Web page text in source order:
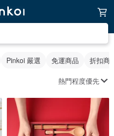
Pinkoi 嚴選 免運商品 折扣商
熱門程度優先